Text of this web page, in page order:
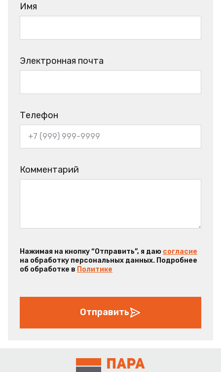
Имя
Электронная почта
Телефон
Комментарий
Нажимая на кнопку “Отправить”, я даю согласие
на обработку персональных данных. Подробнее
об обработке в Политике
Отправить